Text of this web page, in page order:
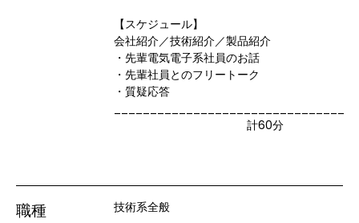
【スケジュール】
会社紹介／技術紹介／製品紹介
・先輩電気電子系社員のお話
・先輩社員とのフリートーク
・質疑応答
                             　　　  計60分
職種 技術系全般